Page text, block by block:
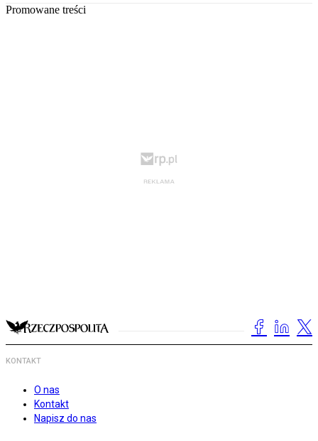
Promowane treści
KONTAKT
O nas
Kontakt
Napisz do nas